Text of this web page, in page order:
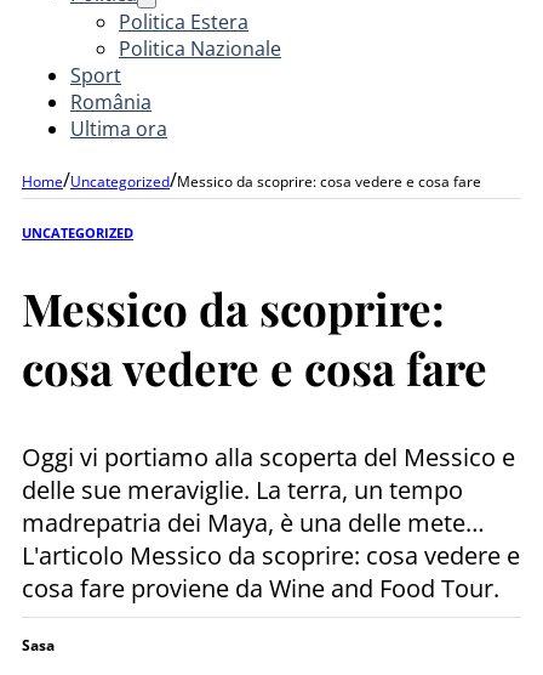
Politica Estera
Politica Nazionale
Sport
România
Ultima ora
Home/Uncategorized/Messico da scoprire: cosa vedere e cosa fare
UNCATEGORIZED
Messico da scoprire:
cosa vedere e cosa fare
Oggi vi portiamo alla scoperta del Messico e
delle sue meraviglie. La terra, un tempo
madrepatria dei Maya, è una delle mete…
L'articolo Messico da scoprire: cosa vedere e
cosa fare proviene da Wine and Food Tour.
Sasa